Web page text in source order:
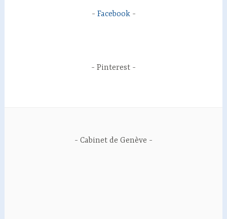
Facebook
Pinterest
Cabinet de Genève